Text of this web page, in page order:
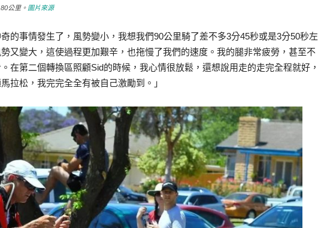
公里。 圖片來源
奇的事情發生了，風勢變小，我想我們90公里騎了差不多3分45秒或是3分50秒左
又變大，這使過程更加艱辛，也拖慢了我們的速度。我的腿非常疲勞，甚至不
在第二個轉換區照顧Sid的時候，我心情很放鬆，還想說用走的走完全程就好，
拉松，我完完全全有被自己激勵到。」